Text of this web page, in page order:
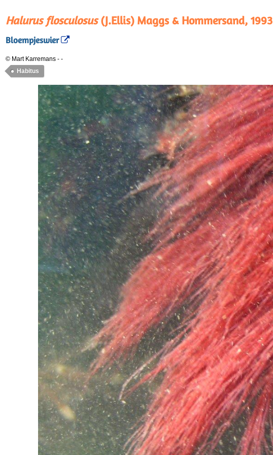
Halurus flosculosus(J.Ellis) Maggs & Hommersand, 1993
Bloempjeswier
© Mart Karremans - -
Habitus